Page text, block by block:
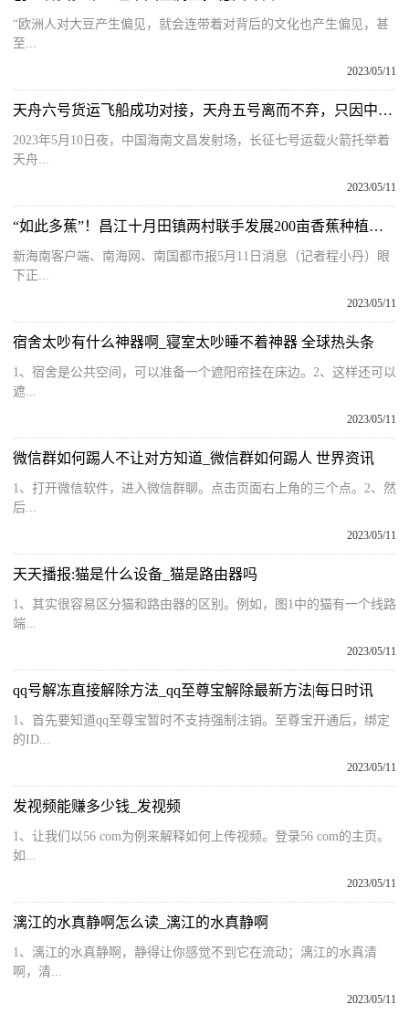
“欧洲人对大豆产生偏见，就会连带着对背后的文化也产生偏见，甚
至...
2023/05/11
天舟六号货运飞船成功对接，天舟五号离而不弃，只因中国空间站太小？
2023年5月10日夜，中国海南文昌发射场，长征七号运载火箭托举着
天舟...
2023/05/11
“如此多蕉”！昌江十月田镇两村联手发展200亩香蕉种植基地
新海南客户端、南海网、南国都市报5月11日消息（记者程小丹）眼
下正...
2023/05/11
宿舍太吵有什么神器啊_寝室太吵睡不着神器 全球热头条
1、宿舍是公共空间，可以准备一个遮阳帘挂在床边。2、这样还可以
遮...
2023/05/11
微信群如何踢人不让对方知道_微信群如何踢人 世界资讯
1、打开微信软件，进入微信群聊。点击页面右上角的三个点。2、然
后...
2023/05/11
天天播报:猫是什么设备_猫是路由器吗
1、其实很容易区分猫和路由器的区别。例如，图1中的猫有一个线路
端...
2023/05/11
qq号解冻直接解除方法_qq至尊宝解除最新方法|每日时讯
1、首先要知道qq至尊宝暂时不支持强制注销。至尊宝开通后，绑定
的ID...
2023/05/11
发视频能赚多少钱_发视频
1、让我们以56 com为例来解释如何上传视频。登录56 com的主页。
如...
2023/05/11
漓江的水真静啊怎么读_漓江的水真静啊
1、漓江的水真静啊，静得让你感觉不到它在流动；漓江的水真清
啊，清...
2023/05/11